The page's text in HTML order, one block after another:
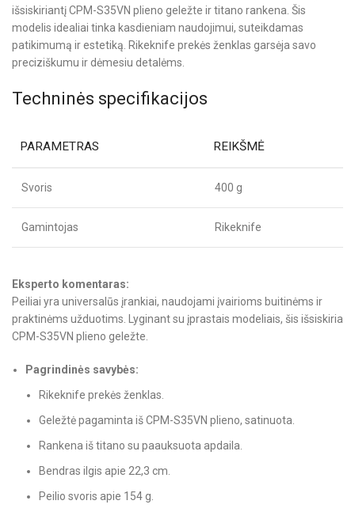
išsiskiriantį CPM-S35VN plieno geležte ir titano rankena. Šis
modelis idealiai tinka kasdieniam naudojimui, suteikdamas
patikimumą ir estetiką. Rikeknife prekės ženklas garsėja savo
preciziškumu ir dėmesiu detalėms.
Techninės specifikacijos
PARAMETRAS REIKŠMĖ
Svoris 400 g
Gamintojas Rikeknife
Eksperto komentaras:
Peiliai yra universalūs įrankiai, naudojami įvairioms buitinėms ir
praktinėms užduotims. Lyginant su įprastais modeliais, šis išsiskiria
CPM-S35VN plieno geležte.
Pagrindinės savybės:
Rikeknife prekės ženklas.
Geležtė pagaminta iš CPM-S35VN plieno, satinuota.
Rankena iš titano su paauksuota apdaila.
Bendras ilgis apie 22,3 cm.
Peilio svoris apie 154 g.